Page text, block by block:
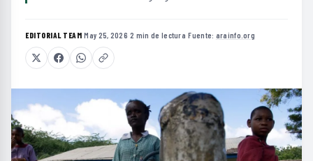
EDITORIAL TEAM·May 25, 2026·2 min de lectura·Fuente: arainfo.org